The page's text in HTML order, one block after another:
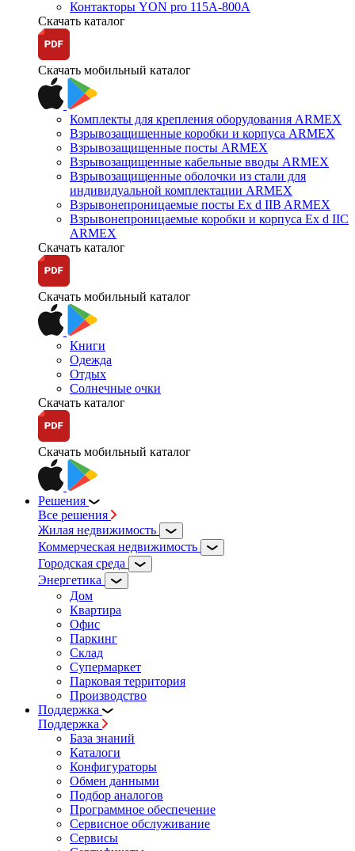
Контакторы YON pro 115А-800А
Скачать каталог
Скачать мобильный каталог
Комплекты для крепления оборудования ARMEX
Взрывозащищенные коробки и корпуса ARMEX
Взрывозащищенные посты ARMEX
Взрывозащищенные кабельные вводы ARMEX
Взрывозащищенные оболочки из стали для
индивидуальной комплектации ARMEX
Взрывонепроницаемые посты Ex d IIB ARMEX
Взрывонепроницаемые коробки и корпуса Ex d IIС
ARMEX
Скачать каталог
Скачать мобильный каталог
Книги
Одежда
Отдых
Солнечные очки
Скачать каталог
Скачать мобильный каталог
Решения
Все решения
Жилая недвижимость
Коммерческая недвижимость
Городская среда
Энергетика
Дом
Квартира
Офис
Паркинг
Склад
Супермаркет
Парковая территория
Производство
Поддержка
Поддержка
База знаний
Каталоги
Конфигураторы
Обмен данными
Подбор аналогов
Программное обеспечение
Сервисное обслуживание
Сервисы